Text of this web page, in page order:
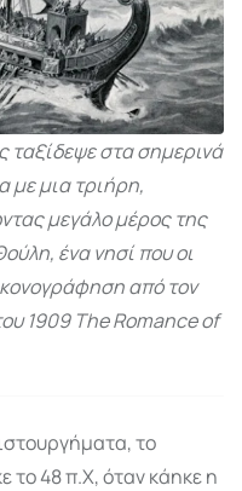
στα σημερινά
με μια τριήρη,
μεγάλο μέρος της
ένα νησί που οι
από τον
1909 The Romance of
το
το 48 π.Χ, όταν κάηκε η